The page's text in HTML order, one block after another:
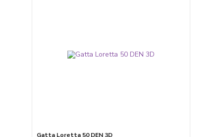
Gatta Loretta 50 DEN 3D